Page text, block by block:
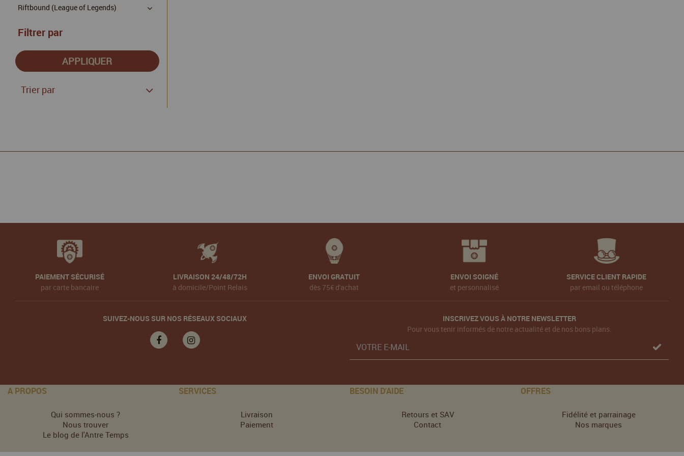
Riftbound (League of Legends)
Filtrer par
Trier par
PAIEMENT SÉCURISÉ
par carte bancaire
LIVRAISON 24/48/72H
à domicile/Point Relais
ENVOI GRATUIT
dès 75€ d'achat
ENVOI SOIGNÉ
et personnalisé
SERVICE CLIENT RAPIDE
par email ou téléphone
SUIVEZ-NOUS SUR NOS RÉSEAUX SOCIAUX
INSCRIVEZ VOUS À NOTRE NEWSLETTER
Pour vous tenir informés de notre actualité et de nos bons plans.
A PROPOS
Qui sommes-nous ?
Nous trouver
Le blog de l'Antre Temps
SERVICES
Livraison
Paiement
BESOIN D'AIDE
Retours et SAV
Contact
OFFRES
Fidélité et parrainage
Nos marques